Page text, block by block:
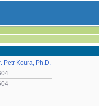
Petr Koura, Ph.D.